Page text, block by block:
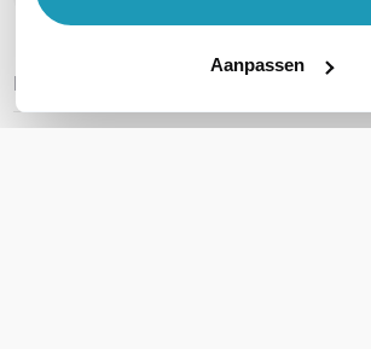
Aanpassen
REVIEWS
Wees de eerste die een review schrijft!